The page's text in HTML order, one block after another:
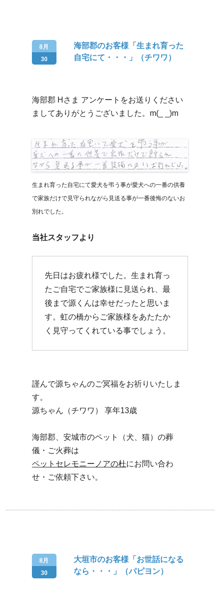
8月
30
海部郡のお客様「生まれ育った
自宅にて・・・」（チワワ）
海部郡 Hさま アンケートをお送りください
ましてありがとうございました。m(_ _)m
生まれ育った自宅にて愛犬を弔う事が愛犬への一番の供養
で家族だけで見守られながら見送る事が一番後悔のないお
別れでした。
当社スタッフより
先日はお疲れ様でした。生まれ育っ
たご自宅でご家族様に見送られ、最
後まで源くんは幸せだったと思いま
す。虹の橋からご家族様をあたたか
く見守ってくれている事でしょう。
謹んで源ちゃんのご冥福をお祈りいたしま
す。
源ちゃん（チワワ） 享年13歳
海部郡、安城市のペット（犬、猫）の葬
儀・ご火葬は
ペットセレモニーノアの杜にお問い合わ
せ・ご依頼下さい。
8月
30
大垣市のお客様「お世話になる
なら・・・」（パピヨン）